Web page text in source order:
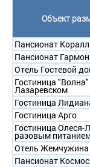
Объект
Пансионат Коралл
Пансионат
Отель Гостевой
Гостиница
Лазаревском
Гостиница
Гостиница Арго
Гостиница Олеся-
разовым
Отель Жемчужина
Пансионат Космос